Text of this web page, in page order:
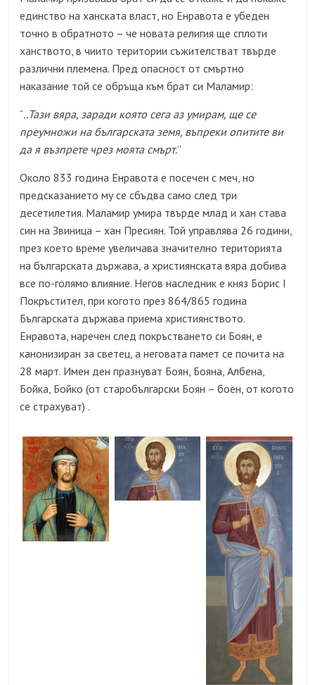
единство на ханската власт, но Енравота е убеден
точно в обратното – че новата религия ще сплоти
ханството, в чиито територии съжителстват твърде
различни племена. Пред опасност от смъртно
наказание той се обръща към брат си Маламир:
“..Тази вяра, заради която сега аз умирам, ще се
преумножи на българската земя, въпреки опитите ви
да я възпрете чрез моята смърт.”
Около 833 година Енравота е посечен с меч, но
предсказанието му се сбъдва само след три
десетилетия. Маламир умира твърде млад и хан става
син на Звиница – хан Пресиян. Той управлява 26 години,
през което време увеличава значително територията
на българската държава, а християнската вяра добива
все по-голямо влияние. Негов наследник е княз Борис I
Покръстител, при когото през 864/865 година
Българската държава приема християнството.
Енравота, наречен след покръстването си Боян, е
канонизиран за светец, а неговата памет се почита на
28 март. Имен ден празнуват Боян, Бояна, Албена,
Бойка, Бойко (от старобългарски Боян – боен, от когото
се страхуват) .